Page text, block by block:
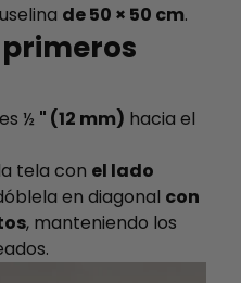
de 50 × 50 cm.
primeros
½ " (12 mm) hacia el
tela con el lado
en diagonal con
, manteniendo los